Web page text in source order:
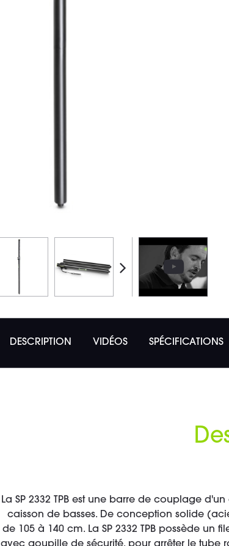
DESCRIPTION VIDÉOS SPÉCIFICATIONS
La SP 2332 TPB est une barre de couplage
caisson de basses. De conception solide
de 105 à 140 cm. La SP 2332 TPB possède